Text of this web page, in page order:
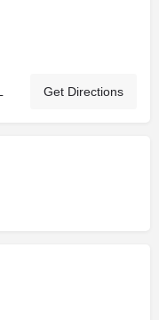
Get Directions